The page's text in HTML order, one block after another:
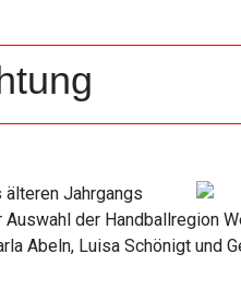
Jahrgangs
der Handballregion
Abeln, Luisa Schönigt und